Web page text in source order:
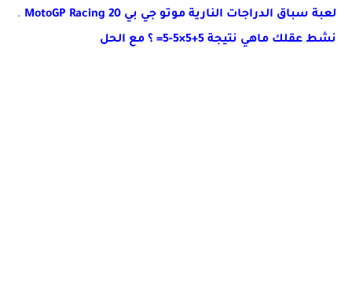
لعبة سباق الدراجات النارية موتو جي بي MotoGP Racing 20
.
نشط عقلك ماهي نتيجة 5+5×5-5= ؟ مع الحل